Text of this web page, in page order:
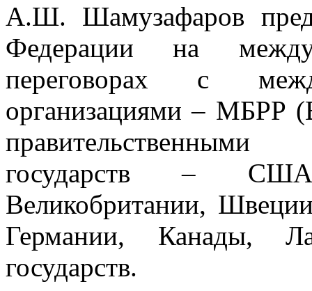
А.Ш. Шамузафаров
Федерации на
переговорах с
организациями – МБРР
государств –
Великобритании,
Германии, Канады,
государств.